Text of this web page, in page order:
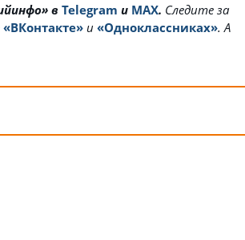
в Telegram и MAX. Cледите за
«ВКонтакте» и «Одноклассниках». А